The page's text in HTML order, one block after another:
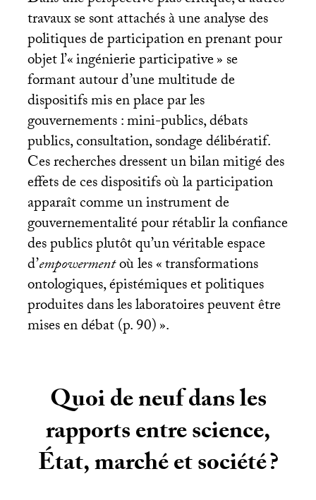
travaux se sont attachés à une analyse des
politiques de participation en prenant pour
objet l’«ingénierie participative» se
formant autour d’une multitude de
dispositifs mis en place par les
gouvernements : mini-publics, débats
publics, consultation, sondage délibératif.
Ces recherches dressent un bilan mitigé des
effets de ces dispositifs où la participation
apparaît comme un instrument de
gouvernementalité pour rétablir la confiance
des publics plutôt qu’un véritable espace
d’empowermentoù les «transformations
ontologiques, épistémiques et politiques
produites dans les laboratoires peuvent être
mises en débat (p. 90)».
Quoi de neuf dans les
rapports entre science,
État, marché et société?